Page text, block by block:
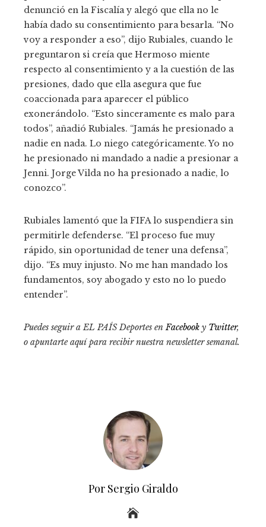
denunció en la Fiscalía y alegó que ella no le
había dado su consentimiento para besarla. “No
voy a responder a eso”, dijo Rubiales, cuando le
preguntaron si creía que Hermoso miente
respecto al consentimiento y a la cuestión de las
presiones, dado que ella asegura que fue
coaccionada para aparecer el público
exonerándolo. “Esto sinceramente es malo para
todos”, añadió Rubiales. “Jamás he presionado a
nadie en nada. Lo niego categóricamente. Yo no
he presionado ni mandado a nadie a presionar a
Jenni. Jorge Vilda no ha presionado a nadie, lo
conozco”.
Rubiales lamentó que la FIFA lo suspendiera sin
permitirle defenderse. “El proceso fue muy
rápido, sin oportunidad de tener una defensa”,
dijo. “Es muy injusto. No me han mandado los
fundamentos, soy abogado y esto no lo puedo
entender”.
Puedes seguir a EL PAÍS Deportes enFacebook y Twitter,
o apuntarte aquí para recibirnuestra newsletter semanal.
Por Sergio Giraldo